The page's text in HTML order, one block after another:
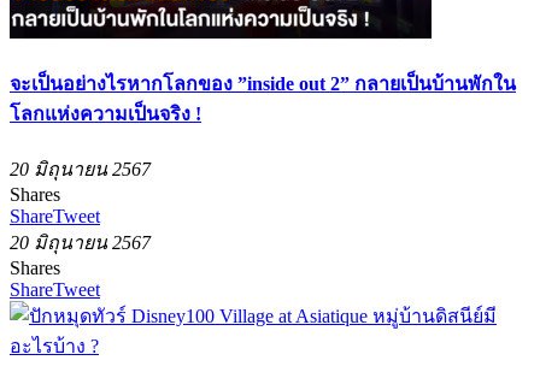
จะเป็นอย่างไรหากโลกของ ”inside out 2” กลายเป็นบ้านพักใน
โลกแห่งความเป็นจริง !
20 มิถุนายน 2567
Shares
ShareTweet
20 มิถุนายน 2567
Shares
ShareTweet